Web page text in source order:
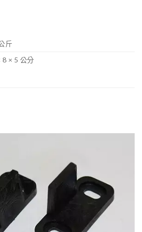
斤
8 × 5 公分